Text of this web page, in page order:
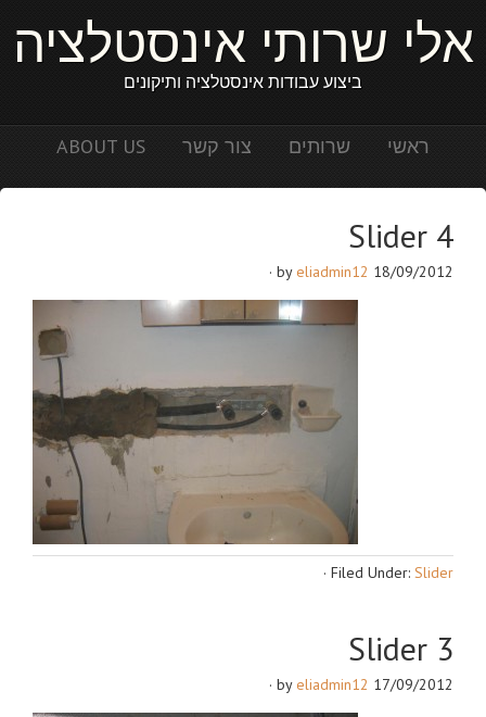
אלי שרותי אינסטלציה
ביצוע עבודות אינסטלציה ותיקונים
ראשי שרותים צור קשר ABOUT US
Slider 4
18/09/2012
eliadmin12
·
Filed Under: Slider
·
Slider 3
17/09/2012
eliadmin12
·